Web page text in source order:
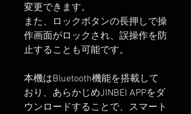
変更できます。
また、ロックボタンの長押しで操
作画面がロックされ、誤操作を防
止することも可能です。
本機はBluetooth機能を搭載して
おり、あらかじめJINBEI APPをダ
ウンロードすることで、スマート